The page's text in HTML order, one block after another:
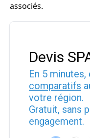
associés.
Devis
En 5 minutes,
comparatifs
votre région.
Gratuit, sans
engagement.